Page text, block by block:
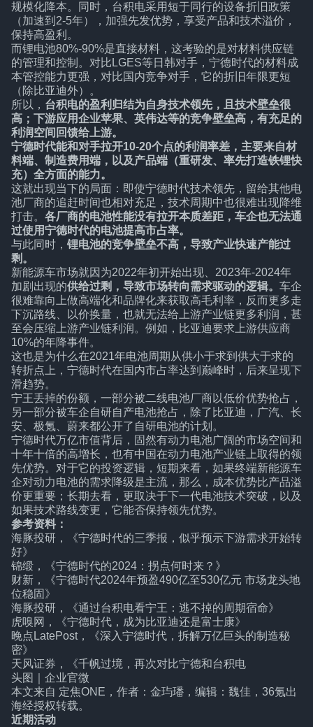
规模化降本。同时，台积电采用短于同行的设备折旧政策
（加速到2-5年），加强先发优势，享受产品和技术溢价，
保持高盈利。
而锂电池80%-90%是直接材料，这考验的是对材料供应链
的管理和控制。对比LGES等日韩对手，宁德时代的材料成
本管控能力更强，对比国内竞争对手，它的折旧年限更短
（除比亚迪外）。
所以， 台积电的盈利归结为自身技术领先，且技术壁垒很
高；下游应用企业苹果、英伟达等的竞争壁垒高，有充足的
利润空间回馈给上游。
宁德时代能和对手拉开10-20个点的利润率差，主要来自材
料端、制造费用端，以及产品端（重研发、率先打造铁锂快
充）全方面的能力。
这就出现当下的局面：即使宁德时代技术领先，留给其他电
池厂商的追赶时间也相对充足，技术周期中也很难出现降维
打击。 各厂商的电池性能没有拉开本质差距，车企也无法通
过使用宁德时代的电池提高市占率。
与此同时， 锂电池的竞争壁垒不高，导致产业快速产能过
剩。
新能源车市场就因为2022年初开始出现、2023年-2024年
加剧出现的供给过剩，导致市场转向需求驱动的逻辑。 车企
很难靠向上做高端化和品牌化来获取高毛利率，反而更多走
下沉路线、以价换量，也就无法给上游产业链更多利润，甚
至会压缩上游产业链利润。例如，比亚迪要求上游供应商
10%的年降事件。
这也是为什么在2021年电池周期从供小于求到供大于求的
转折点上，宁德时代在国内市占率达到巅峰时，后来呈现下
滑趋势。
宁王丢掉的份额，一部分被二线电池厂商以低价优势抢占，
另一部分被车企自研自产电池抢占，除了比亚迪，广汽、长
安、极氪、蔚来都公开了自研电池的计划。
宁德时代万亿市值背后，固然有动力电池广阔的市场空间和
十年十倍的高增长，也有中国在动力电池产业链上取得的领
先优势。对于它的投资逻辑，短期来看，如果终端新能源车
企对动力电池的需求降级是主流，那么，成本优势比产品溢
价更重要；长期去看，更取决于下一代电池技术突破，以及
如果技术路线变更，它能否保持领先优势。
参考资料：
海豚投研，《宁德时代的三季报，似乎预示下游需求开始转
好》
锦缎，《宁德时代的2024：拐点何时来？》
财新，《宁德时代2024年预盈490亿至530亿元 市场龙头地
位稳固》
海豚投研，《通过台积电看宁王：逃不掉的周期宿命》
虎嗅网，《宁德时代，成为比亚迪还是富士康》
晚点LatePost，《深入宁德时代，拆解万亿巨头的制造秘
密》
天风证券，《千帆过境，再次对比宁德和台积电
头图｜企业官微
本文来自 定焦ONE ，作者：金玙璠，编辑：魏佳，36氪出
海经授权转载。
近期活动